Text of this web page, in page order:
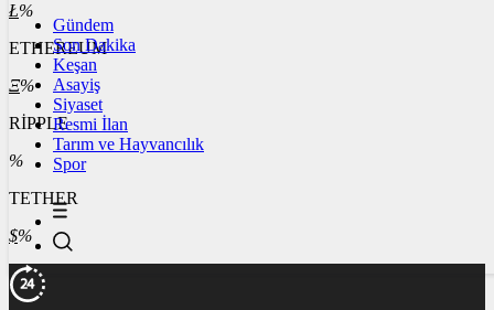
Ł%
ETHEREUM
Ξ%
RİPPLE
%
TETHER
$%
Gündem
Son Dakika
Keşan
Asayiş
Siyaset
Resmi İlan
Tarım ve Hayvancılık
Spor